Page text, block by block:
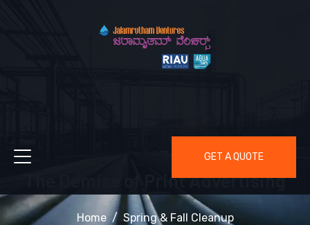
GET A QUOTE
The Demise of Print Advertising
Home
Spring & Fall Cleanup